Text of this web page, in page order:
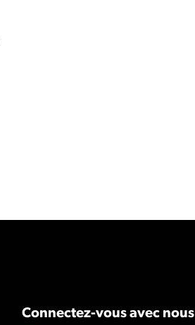
Connectez-vous avec nous